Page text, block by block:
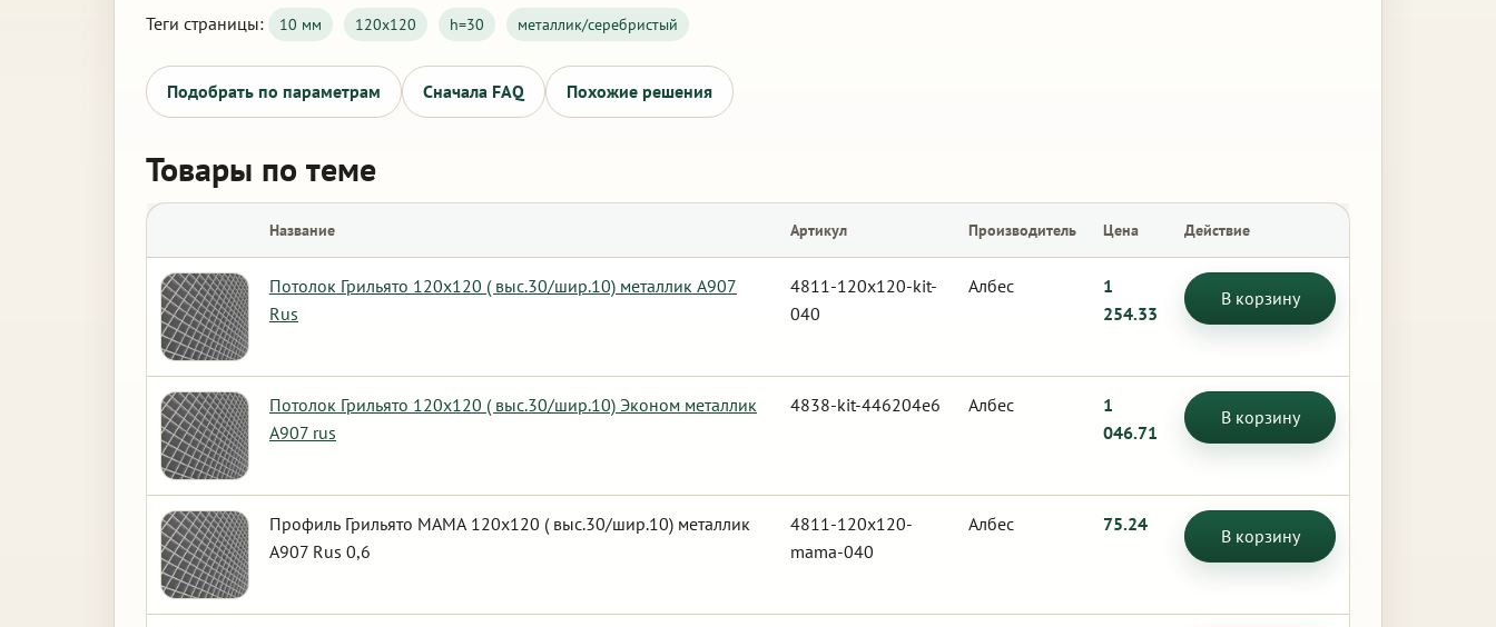
Теги страницы: 10 мм 120х120 h=30 металлик/серебристый
Подобрать по параметрам Сначала FAQ Похожие решения
Товары по теме
Название Артикул Производитель Цена Действие
Потолок Грильято 120х120 ( выс.30/шир.10) металлик А907
Rus
4811-120x120-kit-
040
Албес
1
254.33
В корзину
Потолок Грильято 120х120 ( выс.30/шир.10) Эконом металлик
А907 rus
4838-kit-446204e6 Албес
1
046.71
В корзину
Профиль Грильято МАМА 120х120 ( выс.30/шир.10) металлик
А907 Rus 0,6
4811-120x120-
mama-040
Албес 75.24
В корзину